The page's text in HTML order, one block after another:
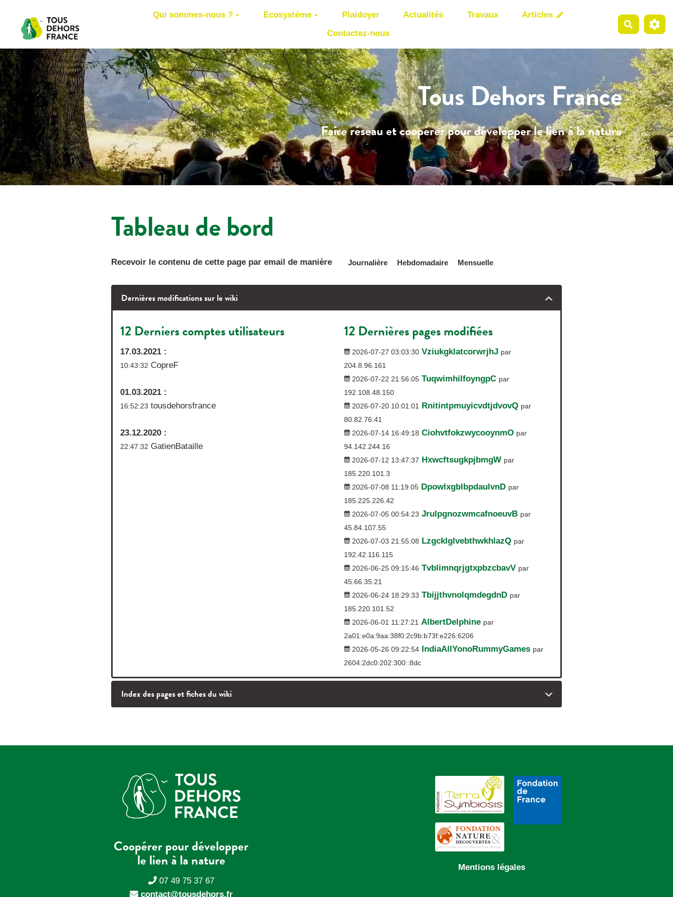
Qui sommes-nous ? Ecosystème Plaidoyer Actualités Travaux
Articles
Contactez-nous
Tous Dehors France
Faire réseau et coopérer pour développer le lien à la nature
Tableau de bord
Recevoir le contenu de cette page par email de manière Journalière Hebdomadaire Mensuelle
Dernières modifications sur le wiki
12 Derniers comptes utilisateurs
17.03.2021 :
10:43:32 CopreF
01.03.2021 :
16:52:23 tousdehorsfrance
23.12.2020 :
22:47:32 GatienBataille
12 Dernières pages modifiées
2026-07-27 03:03:30 VziukgklatcorwrjhJ par
204.8.96.161
2026-07-22 21:56:05 TuqwimhilfoyngpC par
192.108.48.150
2026-07-20 10:01:01 RnitintpmuyicvdtjdvovQ par
80.82.76.41
2026-07-14 16:49:18 CiohvtfokzwycooynmO par
94.142.244.16
2026-07-12 13:47:37 HxwcftsugkpjbmgW par
185.220.101.3
2026-07-08 11:19:05 DpowlxgblbpdaulvnD par
185.225.226.42
2026-07-05 00:54:23 JrulpgnozwmcafnoeuvB par
45.84.107.55
2026-07-03 21:55:08 LzgcklglvebthwkhlazQ par
192.42.116.115
2026-06-25 09:15:46 TvblimnqrjgtxpbzcbavV par
45.66.35.21
2026-06-24 18:29:33 TbijjthvnolqmdegdnD par
185.220.101.52
2026-06-01 11:27:21 AlbertDelphine par
2a01:e0a:9aa:38f0:2c9b:b73f:e226:6206
2026-05-26 09:22:54 IndiaAllYonoRummyGames par
2604:2dc0:202:300::8dc
Index des pages et fiches du wiki
Coopérer pour développer
le lien à la nature
07 49 75 37 67
contact@tousdehors.fr
Mentions légales